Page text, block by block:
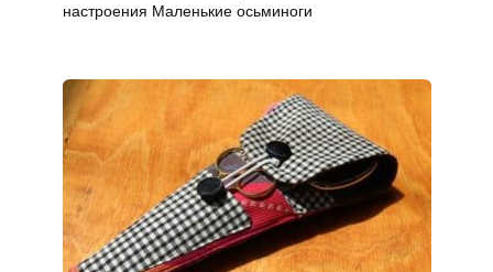
настроения Маленькие осьминоги